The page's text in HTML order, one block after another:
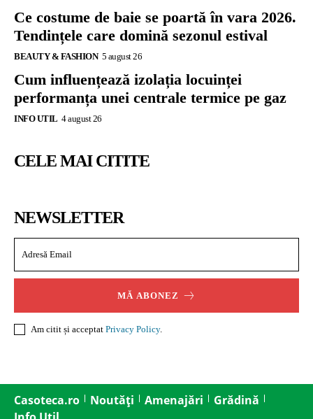
Ce costume de baie se poartă în vara 2026.
Tendințele care domină sezonul estival
BEAUTY & FASHION 5 august 26
Cum influențează izolația locuinței
performanța unei centrale termice pe gaz
INFO UTIL 4 august 26
CELE MAI CITITE
NEWSLETTER
MĂ ABONEZ
Am citit și acceptat Privacy Policy.
Casoteca.ro Noutăți Amenajări
Grădină